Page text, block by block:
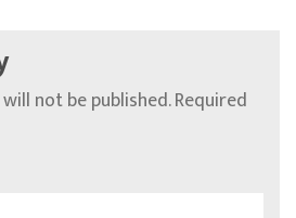
not be published.Required